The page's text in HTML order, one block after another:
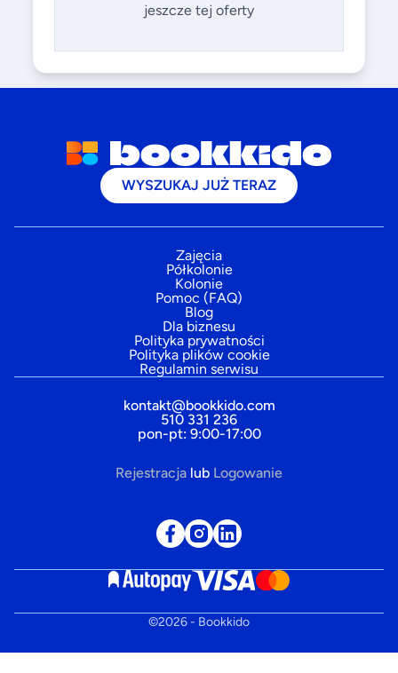
jeszcze tej oferty
WYSZUKAJ JUŻ TERAZ
Zajęcia
Półkolonie
Kolonie
Pomoc (FAQ)
Blog
Dla biznesu
Polityka prywatności
Polityka plików cookie
Regulamin serwisu
kontakt@bookkido.com
510 331 236
pon-pt: 9:00-17:00
Rejestracja lub Logowanie
©2026- Bookkido